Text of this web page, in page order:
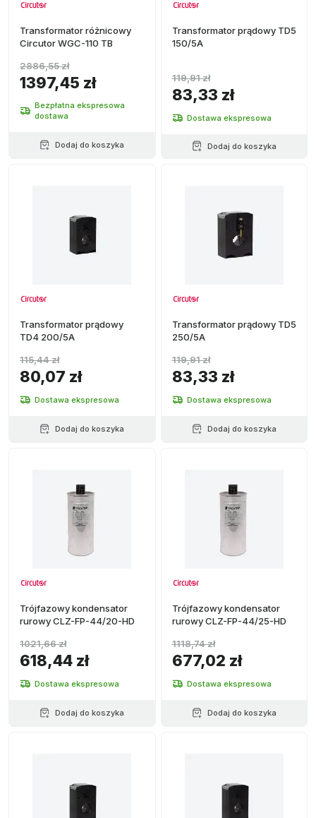
Transformator różnicowy
Circutor WGC-110 TB
1397,45 zł
2886,55 zł
Bezpłatna ekspresowa
dostawa
Dodaj do koszyka
Transformator prądowy TD5
150/5A
83,33 zł
119,91 zł
Dostawa ekspresowa
Dodaj do koszyka
Transformator prądowy
TD4 200/5A
80,07 zł
115,44 zł
Dostawa ekspresowa
Dodaj do koszyka
Transformator prądowy TD5
250/5A
83,33 zł
119,91 zł
Dostawa ekspresowa
Dodaj do koszyka
Trójfazowy kondensator
rurowy CLZ-FP-44/20-HD
618,44 zł
1021,66 zł
Dostawa ekspresowa
Dodaj do koszyka
Trójfazowy kondensator
rurowy CLZ-FP-44/25-HD
677,02 zł
1118,74 zł
Dostawa ekspresowa
Dodaj do koszyka